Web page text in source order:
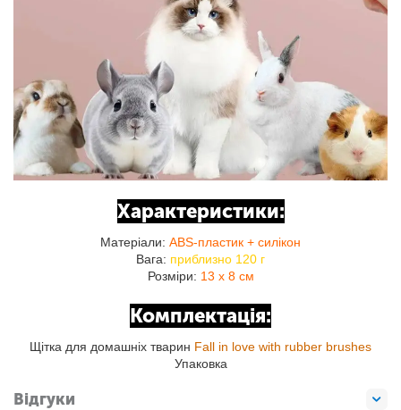
Характеристики:
Матеріали: ABS-пластик + силікон
Вага: приблизно 120 г
Розміри: 13 x 8 см
Комплектація:
Щітка для домашніх тварин Fall in love with rubber brushes
Упаковка
Відгуки